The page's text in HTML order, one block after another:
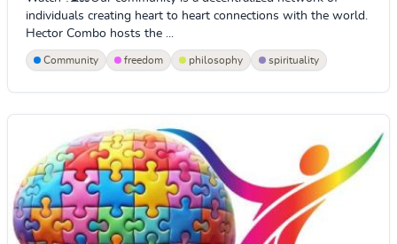
individuals creating heart to heart connections with the world.
Hector Combo hosts the ...
Community freedom philosophy spirituality